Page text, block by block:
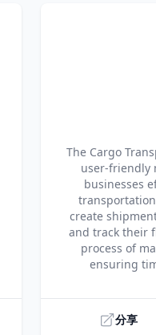
Title
The Cargo
user-friendly
businesses
create
and track their
process of
ensuring
分享